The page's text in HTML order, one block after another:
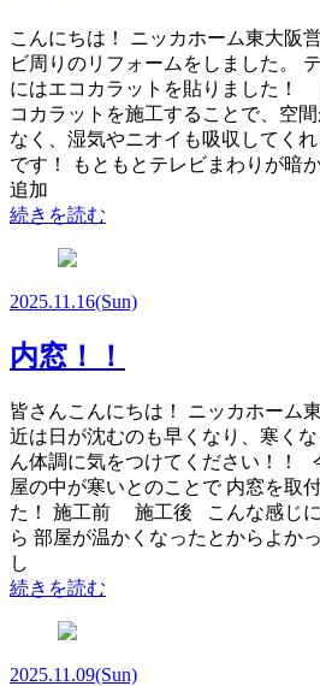
こんにちは！ ニッカホーム東大阪
ビ周りのリフォームをしました。
にはエコカラットを貼りました！
コカラットを施工することで、空
なく、湿気やニオイも吸収してく
です！ もともとテレビまわりが暗
追加
続きを読む
2025.11.16(Sun)
内窓！！
皆さんこんにちは！ ニッカホーム
近は日が沈むのも早くなり、寒く
ん体調に気をつけてください！！
屋の中が寒いとのことで 内窓を取
た！ 施工前 施工後 こんな感じに
ら 部屋が温かくなったとからよか
し
続きを読む
2025.11.09(Sun)